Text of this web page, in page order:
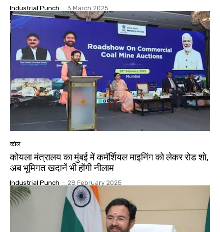
Industrial Punch - 3 March 2025
कोल
कोयला मंत्रालय का मुंबई में कमॅर्शियल माइनिंग को लेकर रोड शो,
अब भूमिगत खदानें भी होंगी नीलाम
Industrial Punch - 28 February 2025